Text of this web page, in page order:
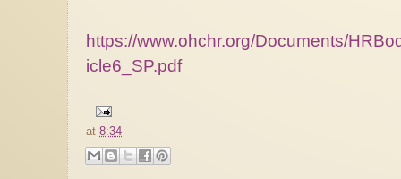
https://www.ohchr.org/Documents/
icle6_SP.pdf
at 8:34